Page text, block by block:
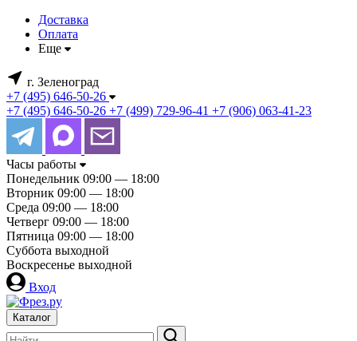
Доставка
Оплата
Еще
г. Зеленоград
+7 (495) 646-50-26
+7 (495) 646-50-26 +7 (499) 729-96-41 +7 (906) 063-41-23
Часы работы
Понедельник 09:00 — 18:00
Вторник 09:00 — 18:00
Среда 09:00 — 18:00
Четверг 09:00 — 18:00
Пятница 09:00 — 18:00
Суббота выходной
Воскресенье выходной
Вход
Каталог